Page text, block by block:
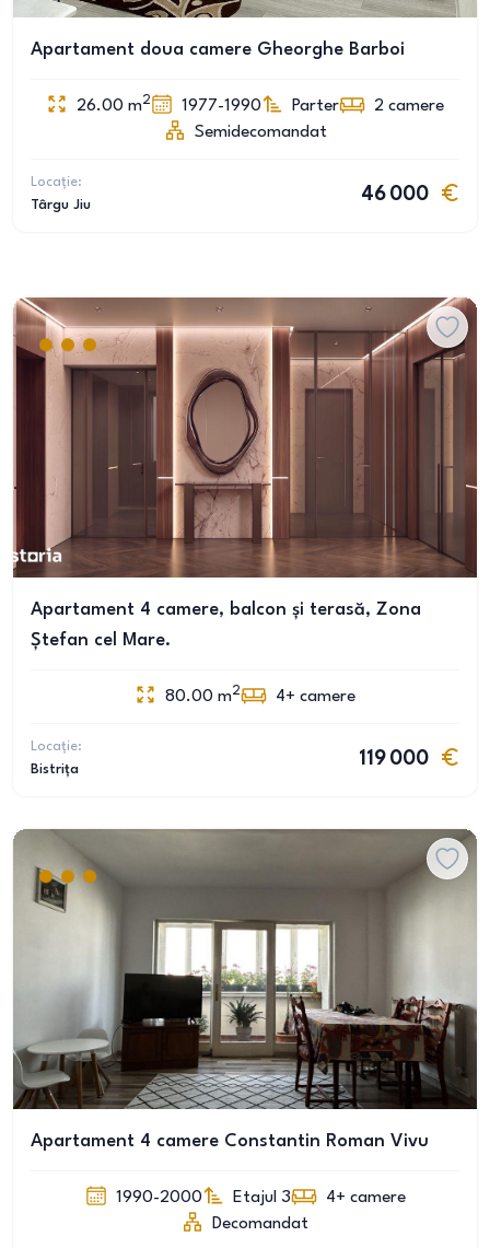
Apartament doua camere Gheorghe Barboi
26.00 m2 1977-1990 Parter 2 camere
Semidecomandat
Locație:
Târgu Jiu
46 000
Apartament 4 camere, balcon și terasă, Zona
Ștefan cel Mare.
80.00 m2 4+ camere
Locație:
Bistrița
119 000
Apartament 4 camere Constantin Roman Vivu
1990-2000 Etajul 3 4+ camere
Decomandat